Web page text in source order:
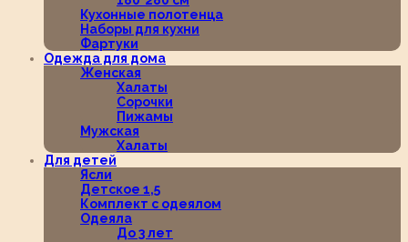
Кухонные полотенца
Наборы для кухни
Фартуки
Одежда для дома
Женская
Халаты
Сорочки
Пижамы
Мужская
Халаты
Для детей
Ясли
Детское 1,5
Комплект с одеялом
Одеяла
До 3 лет